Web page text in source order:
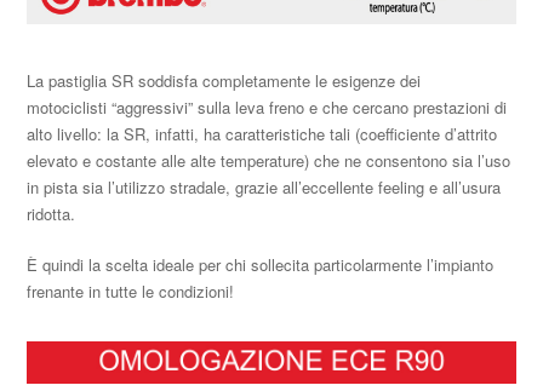
La pastiglia SR soddisfa completamente le esigenze dei
motociclisti “aggressivi” sulla leva freno e che cercano prestazioni di
alto livello: la SR, infatti, ha caratteristiche tali (coefficiente d’attrito
elevato e costante alle alte temperature) che ne consentono sia l’uso
in pista sia l’utilizzo stradale, grazie all’eccellente feeling e all’usura
ridotta.
È quindi la scelta ideale per chi sollecita particolarmente l’impianto
frenante in tutte le condizioni!